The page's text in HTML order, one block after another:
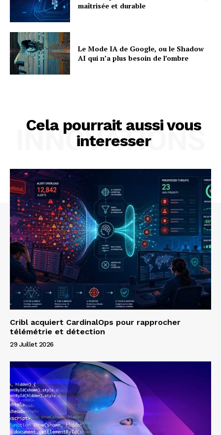
maîtrisée et durable
Le Mode IA de Google, ou le Shadow
AI qui n’a plus besoin de l’ombre
Cela pourrait aussi vous
interesser
INNOVATIONS
Cribl acquiert CardinalOps pour rapprocher
télémétrie et détection
29 Juillet 2026